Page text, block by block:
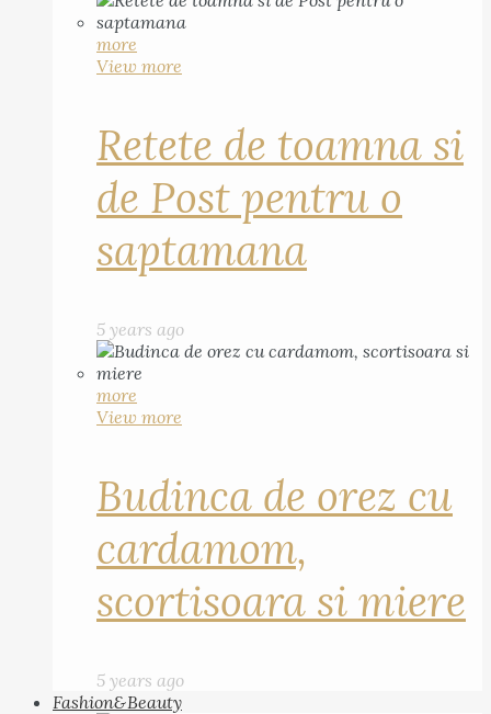
more
View more
Retete de toamna si
de Post pentru o
saptamana
5 years ago
more
View more
Budinca de orez cu
cardamom,
scortisoara si miere
5 years ago
Fashion&Beauty